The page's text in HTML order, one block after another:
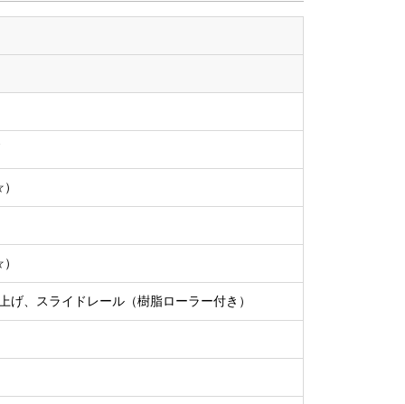
スライドレール（樹脂ローラー付き）